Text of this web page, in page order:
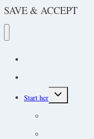
SAVE & ACCEPT
Start her
Toggle
child